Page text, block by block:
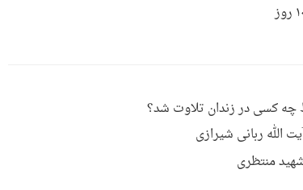
۱۰ روز
الله ربانی شیرازی
منتظری